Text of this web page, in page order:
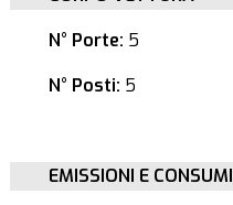
N° Porte: 5
N° Posti: 5
EMISSIONI E CONSUMI